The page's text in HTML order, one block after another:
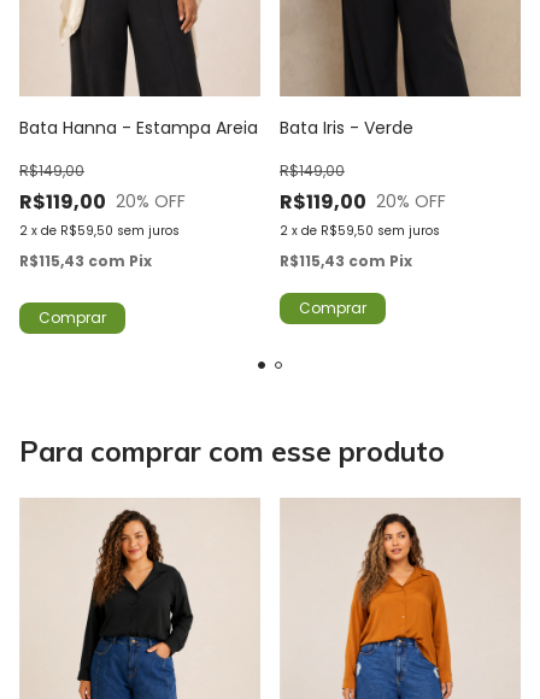
Bata Hanna - Estampa Areia
R$119,00
R$149,00
20% OFF
2 x de R$59,50 sem juros
R$115,43 com Pix
Comprar
Bata Iris - Verde
R$119,00
R$149,00
20% OFF
2 x de R$59,50 sem juros
R$115,43 com Pix
Comprar
Para comprar com esse produto